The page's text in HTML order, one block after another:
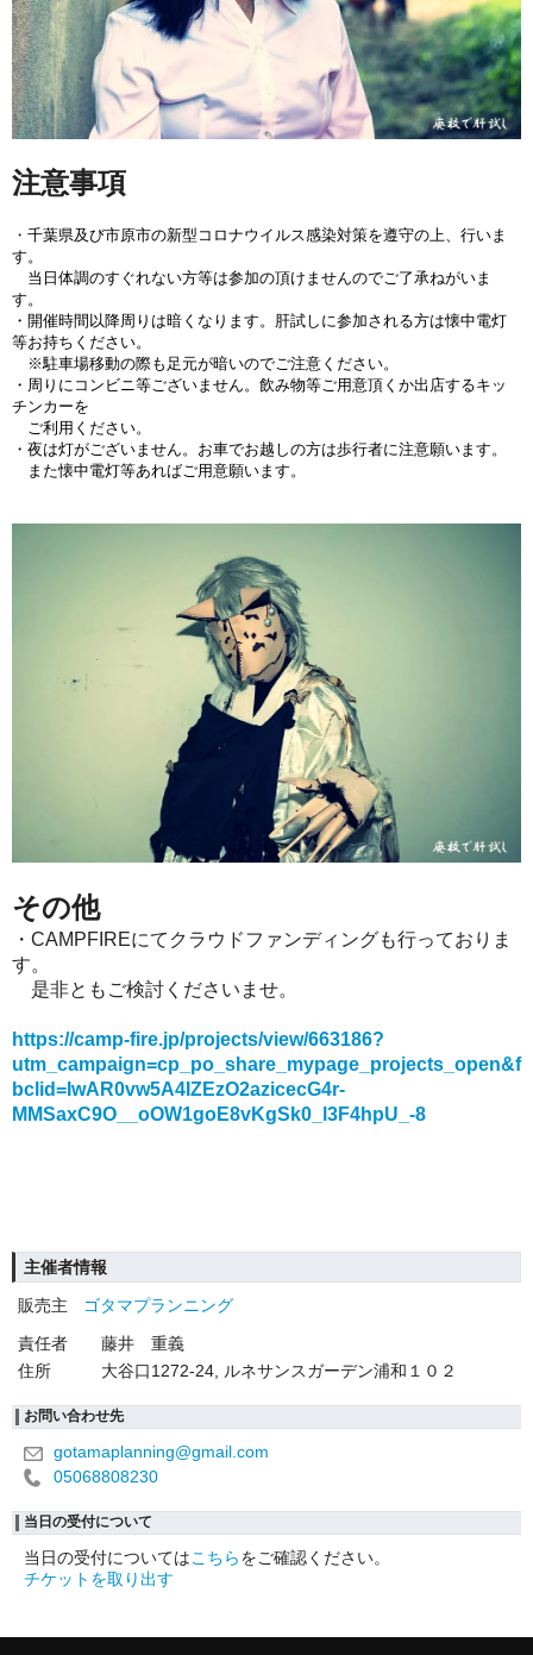
注意事項
・ 千葉県及び市原市の新型コロナウイルス感染対策を遵守の上、行いま
す。
当日体調のすぐれない方等は参加の頂けませんのでご了承ねがいま
す。
・開催時間以降周りは暗くなります。肝試しに参加される方は懐中電灯
等お持ちください。
※駐車場移動の際も足元が暗いのでご注意ください。
・周りにコンビニ等ございません。飲み物等ご用意頂くか出店するキッ
チンカーを
ご利用ください。
・夜は灯がございません。お車でお越しの方は歩行者に注意願います。
また懐中電灯等あれば ご用意願います。
その他
・CAMPFIREにてクラウドファンディングも行っておりま
す。
是非ともご検討くださいませ。
https://camp-fire.jp/projects/view/663186?
utm_campaign=cp_po_share_mypage_projects_open&f
bclid=IwAR0vw5A4IZEzO2azicecG4r-
MMSaxC9O__oOW1goE8vKgSk0_l3F4hpU_-8
主催者情報
販売主
ゴタマプランニング
責任者
藤井 重義
住所
大谷口1272-24, ルネサンスガーデン浦和１０２
お問い合わせ先
gotamaplanning@gmail.com
05068808230
当日の受付について
当日の受付についてはこちらをご確認ください。
チケットを取り出す